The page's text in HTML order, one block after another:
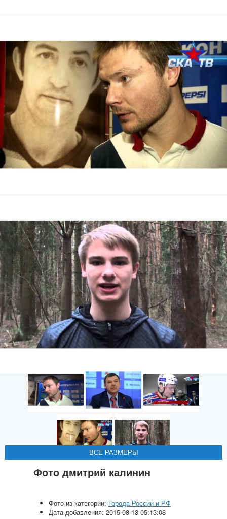
ВСЕ РАЗМЕРЫ
ВСЕ РАЗМЕРЫ
ВСЕ РАЗМЕРЫ
ВСЕ РАЗМЕРЫ
ВСЕ РАЗМЕРЫ
Фото дмитрий калинин
Фото из категории: Города России и РФ
Дата добавления: 2015-08-13 05:13:08